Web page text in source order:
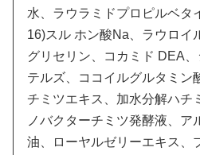
水、ラウラミドプロピルベタ
16)スル ホン酸Na、ラウロイ
グリセリン、コカミド DEA
テルズ、ココイルグルタミン
チミツエキス、加水分解ハチ
ノバクターチミツ発酵液、ア
油、ローヤルゼリーエキス、